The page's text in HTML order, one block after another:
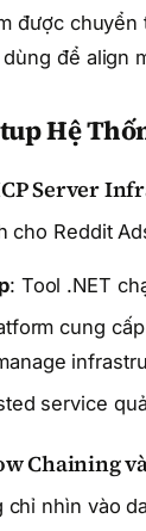
được
để align
Hệ
Server
cho Reddit
: Tool .NET
cung
service
Chaining
nhìn vào